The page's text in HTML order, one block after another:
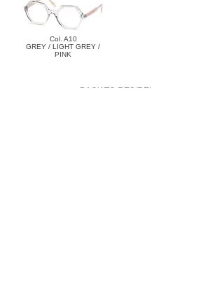
Col. A10
GREY / LIGHT GREY /
PINK
< BACK TO RES/REI